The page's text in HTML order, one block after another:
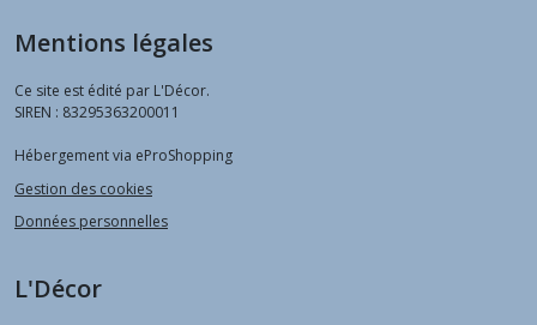
Mentions légales
Ce site est édité par L'Décor.
SIREN : 83295363200011
Hébergement via eProShopping
Gestion des cookies
Données personnelles
L'Décor